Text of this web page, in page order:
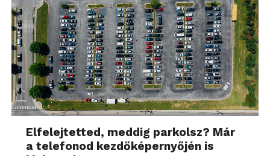
Elfelejtetted, meddig parkolsz? Már
a telefonod kezdőképernyőjén is